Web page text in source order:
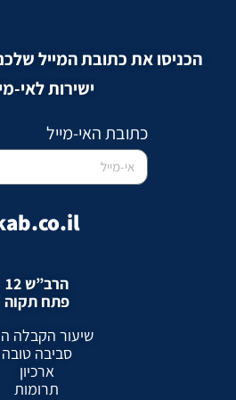
הכניסו את כתובת המייל
ישירות לאי-
כתובת האי-מייל
הרב”ש 12
פתח תקוה
שיעור הקבלה
סביבה טובה
ארכיון
תרומות